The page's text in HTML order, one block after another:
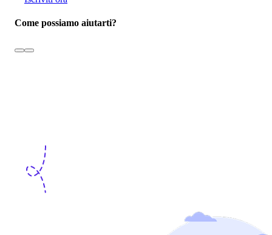
Come possiamo aiutarti?